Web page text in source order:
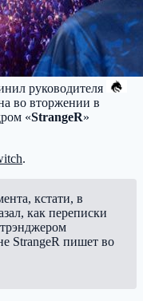
руководителя
во вторжении в
«StrangeR»
.
кстати, в
как переписки
StrangeR пишет во